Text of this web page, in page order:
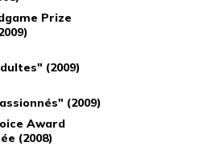
Prize
(2009)
(2009)
Award
(2008)